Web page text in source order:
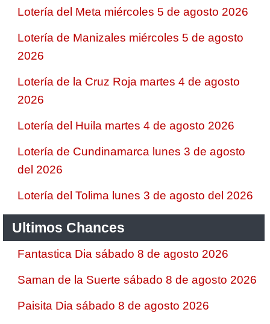
Lotería del Meta miércoles 5 de agosto 2026
Lotería de Manizales miércoles 5 de agosto
2026
Lotería de la Cruz Roja martes 4 de agosto
2026
Lotería del Huila martes 4 de agosto 2026
Lotería de Cundinamarca lunes 3 de agosto
del 2026
Lotería del Tolima lunes 3 de agosto del 2026
Ultimos Chances
Fantastica Dia sábado 8 de agosto 2026
Saman de la Suerte sábado 8 de agosto 2026
Paisita Dia sábado 8 de agosto 2026